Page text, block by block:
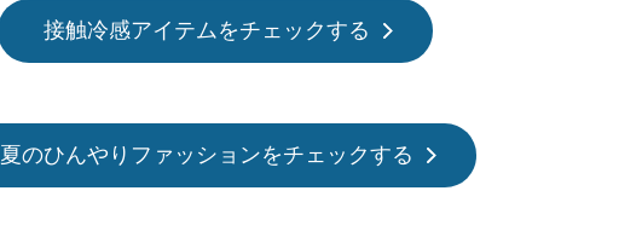
接触冷感アイテムをチェックする
夏のひんやりファッションをチェックする